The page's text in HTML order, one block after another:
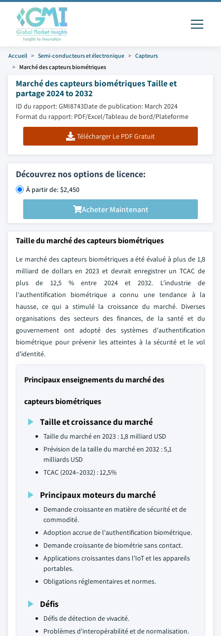
Accueil Semi-conducteurs et électronique
Capteurs
Marché des capteurs biométriques
Marché des capteurs biométriques Taille et
partage 2024 to 2032
ID du rapport: GMI8743Date de publication: March 2024
Format du rapport: PDF/Excel/Tableau de bord/Plateforme
Télécharger Le PDF Gratuit
Découvrez nos options de licence:
À partir de: $2,450
Acheter Maintenant
Taille du marché des capteurs biométriques
Le marché des capteurs biométriques a été évalué à plus de 1,8
milliard de dollars en 2023 et devrait enregistrer un TCAC de
plus de 12,5 % entre 2024 et 2032. L'industrie de
l'authentification biométrique a connu une tendance à la
hausse, ce qui a stimulé la croissance du marché. Diverses
organisations des secteurs des finances, de la santé et du
gouvernement ont adopté des systèmes d'authentification
biométrique pour prévenir les atteintes à la sécurité et le vol
d'identité.
Principaux enseignements du marché des
capteurs biométriques
Taille et croissance du marché
Taille du marché en 2023 : 1,8 milliard USD
Prévision de la taille du marché en 2032 : 5,1
milliards USD
TCAC (2024–2032) : 12,5%
Principaux moteurs du marché
Demande croissante en matière de sécurité et de
commodité.
Adoption accrue de l'authentification biométrique.
Demande croissante de biométrie sans contact.
Applications croissantes dans l'IoT et les appareils
portables.
Obligations réglementaires et normes.
Défis
Défis de détection de vivacité.
Problèmes d'interopérabilité et de normalisation.